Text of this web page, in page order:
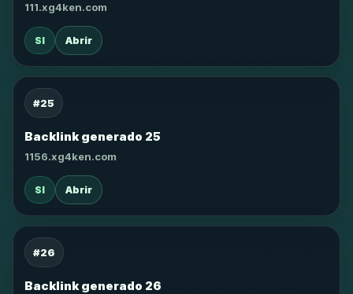
111.xg4ken.com
SI Abrir
#25
Backlink generado 25
1156.xg4ken.com
SI Abrir
#26
Backlink generado 26